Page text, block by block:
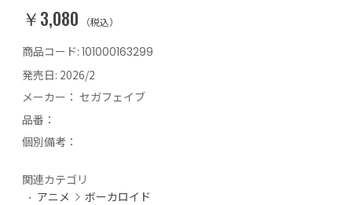
￥3,080 （税込）
商品コード: 101000163299
発売日: 2026/2
メーカー： セガフェイブ
品番：
個別備考：
関連カテゴリ
アニメ
ボーカロイド